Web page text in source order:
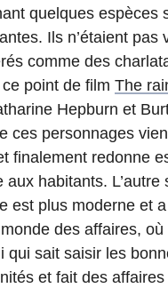
quelques espèces
Ils n’étaient pas
comme des
point de film The
Hepburn et
ces personnages
finalement redonne
aux habitants. L’autre
est plus moderne et
des affaires,
qui sait saisir les
et fait des